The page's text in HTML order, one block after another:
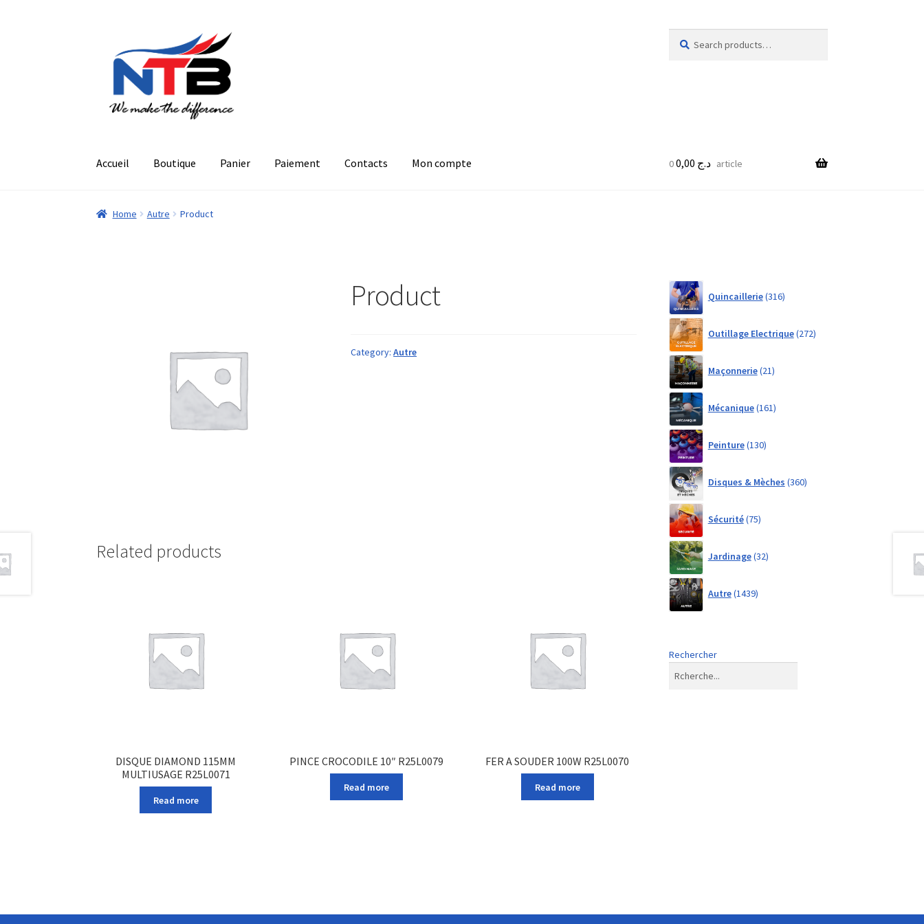
navigation
contenu
for:
Accueil Boutique Panier Paiement Contacts Mon compte د.ج 0 article
Home Autre Product
Product
Category:Autre
Related products
DISQUE DIAMOND 115MM
MULTIUSAGE R25L0071
Read more
PINCE CROCODILE 10″ R25L0079
Read more
FER A SOUDER 100W R25L0070
Read more
Quincaillerie 316products
Outillage Electrique 272products
Maçonnerie 21products
Mécanique 161products
Peinture 130products
Disques & Mèches 360products
Sécurité 75products
Jardinage 32products
Autre 1439products
Rechercher